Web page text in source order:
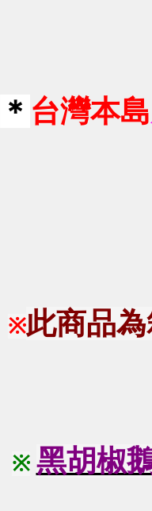
＊ 台灣本島
※此商品
※ 黑胡椒